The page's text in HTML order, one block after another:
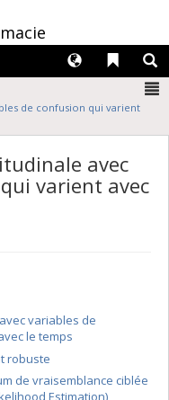
Liens
Langues
de confusion qui varient
avec
varient avec
variables de
le temps
robuste
de vraisemblance ciblée
Estimation)